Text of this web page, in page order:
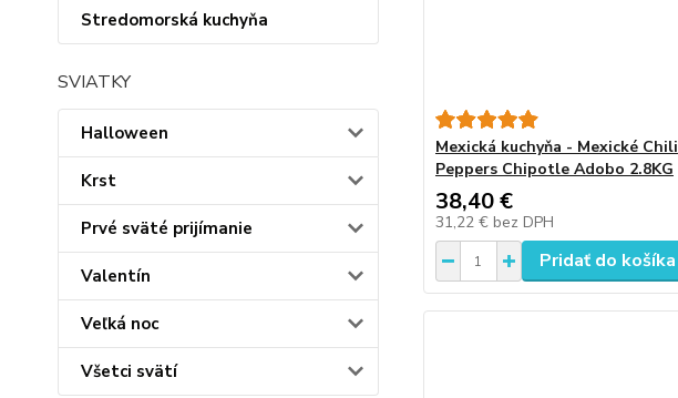
Stredomorská kuchyňa
SVIATKY
Halloween
Krst
Prvé sväté prijímanie
Valentín
Veľká noc
Všetci svätí
Mexická kuchyňa - Mexické Chili
Peppers Chipotle Adobo 2.8KG
38,40 €
31,22 € bez DPH
Pridať do košíka